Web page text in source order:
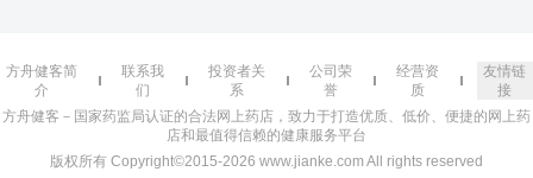
方舟健客简
介
联系我
们
投资者关
系
公司荣
誉
经营资
质
友情链
接
方舟健客－国家药监局认证的合法网上药店，致力于打造优质、低价、便捷的网上药
店和最值得信赖的健康服务平台
版权所有 Copyright©2015-2026 www.jianke.com All rights reserved